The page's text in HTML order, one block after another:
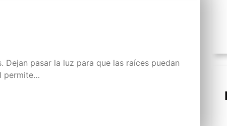
Dejan pasar la luz para que las raíces puedan
permite…